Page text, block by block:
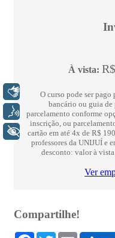
Libras
Voz
+ Acessibilidade